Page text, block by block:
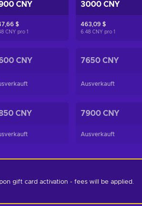
CNY
$
CNY pro1
3000 CNY
463,09 $
6.48 CNY pro1
CNY 7650 CNY
Ausverkauft
CNY 7900 CNY
Ausverkauft
gift card activation - fees will be applied.